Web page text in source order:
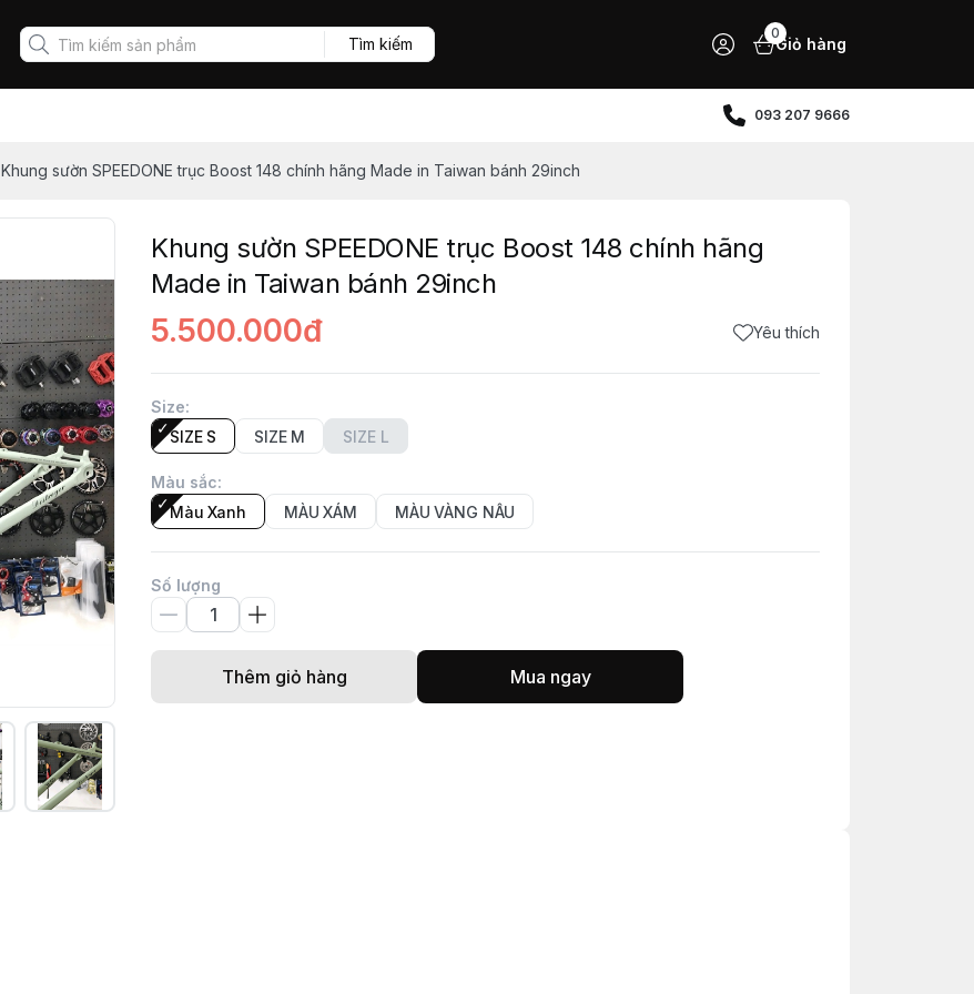
Tìm kiếm
0
Giỏ hàng
093 207 9666
Khung sườn SPEEDONE trục Boost 148 chính hãng Made in Taiwan bánh 29inch
Khung sườn SPEEDONE trục Boost 148 chính hãng
Made in Taiwan bánh 29inch
5.500.000đ Yêu thích
Size:
SIZE S
SIZE M SIZE L
Màu sắc:
Màu Xanh
MÀU XÁM MÀU VÀNG NÂU
Số lượng
Thêm giỏ hàng Mua ngay